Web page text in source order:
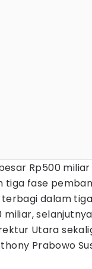
Rp500
fase
terbagi dalam
Utara
Prabowo